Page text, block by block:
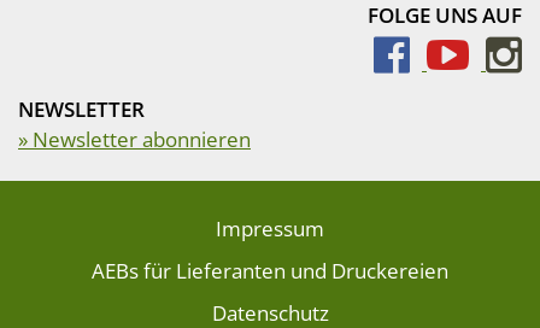
FOLGE UNS AUF
NEWSLETTER
» Newsletter abonnieren
Impressum
AEBs für Lieferanten und Druckereien
Datenschutz